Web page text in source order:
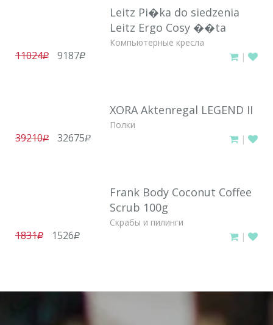
Leitz Pi�ka do siedzenia
Leitz Ergo Cosy ��ta
Компьютерные кресла
11024руб. 9187руб. |
XORA Aktenregal LEGEND II
Полки
39210руб. 32675руб. |
Frank Body Coconut Coffee
Scrub 100g
Скрабы и пилинги
1831руб. 1526руб. |